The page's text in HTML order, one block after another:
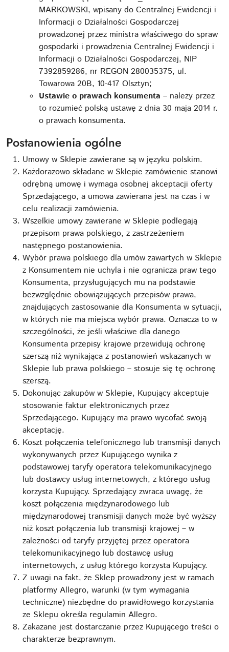
MARKOWSKI, wpisany do Centralnej Ewidencji i
Informacji o Działalności Gospodarczej
prowadzonej przez ministra właściwego do spraw
gospodarki i prowadzenia Centralnej Ewidencji i
Informacji o Działalności Gospodarczej, NIP
7392859286, nr REGON 280035375, ul.
Towarowa 20B, 10-417 Olsztyn;
Ustawie o prawach konsumenta – należy przez
to rozumieć polską ustawę z dnia 30 maja 2014 r.
o prawach konsumenta.
Postanowienia ogólne
Umowy w Sklepie zawierane są w języku polskim.
Każdorazowo składane w Sklepie zamówienie stanowi
odrębną umowę i wymaga osobnej akceptacji oferty
Sprzedającego, a umowa zawierana jest na czas i w
celu realizacji zamówienia.
Wszelkie umowy zawierane w Sklepie podlegają
przepisom prawa polskiego, z zastrzeżeniem
następnego postanowienia.
Wybór prawa polskiego dla umów zawartych w Sklepie
z Konsumentem nie uchyla i nie ogranicza praw tego
Konsumenta, przysługujących mu na podstawie
bezwzględnie obowiązujących przepisów prawa,
znajdujących zastosowanie dla Konsumenta w sytuacji,
w których nie ma miejsca wybór prawa. Oznacza to w
szczególności, że jeśli właściwe dla danego
Konsumenta przepisy krajowe przewidują ochronę
szerszą niż wynikająca z postanowień wskazanych w
Sklepie lub prawa polskiego – stosuje się tę ochronę
szerszą.
Dokonując zakupów w Sklepie, Kupujący akceptuje
stosowanie faktur elektronicznych przez
Sprzedającego. Kupujący ma prawo wycofać swoją
akceptację.
Koszt połączenia telefonicznego lub transmisji danych
wykonywanych przez Kupującego wynika z
podstawowej taryfy operatora telekomunikacyjnego
lub dostawcy usług internetowych, z którego usług
korzysta Kupujący. Sprzedający zwraca uwagę, że
koszt połączenia międzynarodowego lub
międzynarodowej transmisji danych może być wyższy
niż koszt połączenia lub transmisji krajowej – w
zależności od taryfy przyjętej przez operatora
telekomunikacyjnego lub dostawcę usług
internetowych, z usług którego korzysta Kupujący.
Z uwagi na fakt, że Sklep prowadzony jest w ramach
platformy Allegro, warunki (w tym wymagania
techniczne) niezbędne do prawidłowego korzystania
ze Sklepu określa regulamin Allegro.
Zakazane jest dostarczanie przez Kupującego treści o
charakterze bezprawnym.